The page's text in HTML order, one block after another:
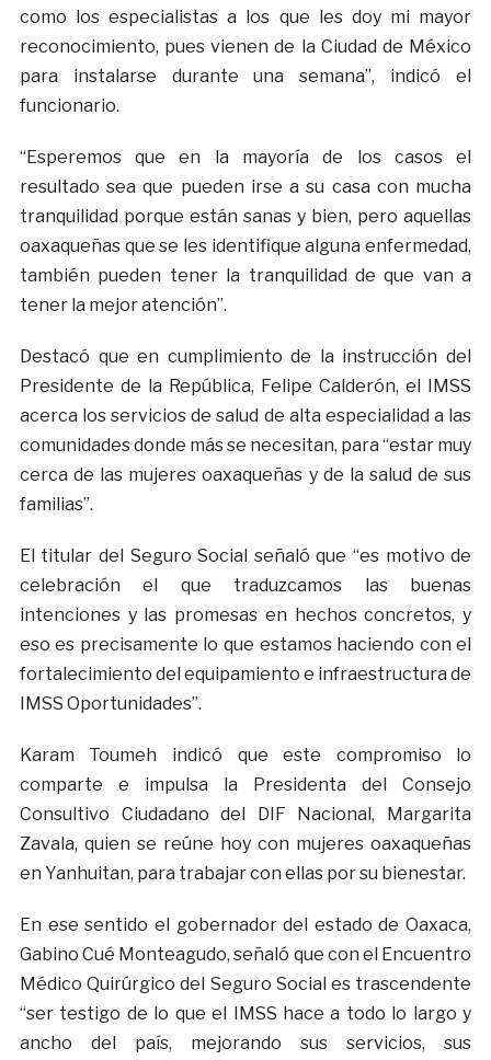
como los especialistas a los que les doy mi mayor
reconocimiento, pues vienen de la Ciudad de México
para instalarse durante una semana”, indicó el
funcionario.
“Esperemos que en la mayoría de los casos el
resultado sea que pueden irse a su casa con mucha
tranquilidad porque están sanas y bien, pero aquellas
oaxaqueñas que se les identifique alguna enfermedad,
también pueden tener la tranquilidad de que van a
tener la mejor atención”.
Destacó que en cumplimiento de la instrucción del
Presidente de la República, Felipe Calderón, el IMSS
acerca los servicios de salud de alta especialidad a las
comunidades donde más se necesitan, para “estar muy
cerca de las mujeres oaxaqueñas y de la salud de sus
familias”.
El titular del Seguro Social señaló que “es motivo de
celebración el que traduzcamos las buenas
intenciones y las promesas en hechos concretos, y
eso es precisamente lo que estamos haciendo con el
fortalecimiento del equipamiento e infraestructura de
IMSS Oportunidades”.
Karam Toumeh indicó que este compromiso lo
comparte e impulsa la Presidenta del Consejo
Consultivo Ciudadano del DIF Nacional, Margarita
Zavala, quien se reúne hoy con mujeres oaxaqueñas
en Yanhuitan, para trabajar con ellas por su bienestar.
En ese sentido el gobernador del estado de Oaxaca,
Gabino Cué Monteagudo, señaló que con el Encuentro
Médico Quirúrgico del Seguro Social es trascendente
“ser testigo de lo que el IMSS hace a todo lo largo y
ancho del país, mejorando sus servicios, sus